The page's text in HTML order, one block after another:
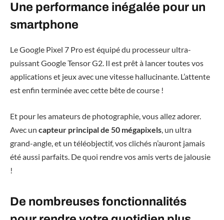
Une performance inégalée pour un
smartphone
Le Google Pixel 7 Pro est équipé du processeur ultra-
puissant Google Tensor G2. Il est prêt à lancer toutes vos
applications et jeux avec une vitesse hallucinante. L’attente
est enfin terminée avec cette bête de course !
Et pour les amateurs de photographie, vous allez adorer.
Avec un capteur principal de 50 mégapixels, un ultra
grand-angle, et un téléobjectif, vos clichés n’auront jamais
été aussi parfaits. De quoi rendre vos amis verts de jalousie
!
De nombreuses fonctionnalités